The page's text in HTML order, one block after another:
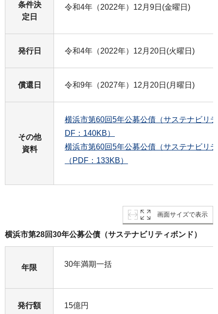
条件決
定日
令和4年（2022年）12月9日(金曜日)
発行日 令和4年（2022年）12月20日(火曜日)
償還日 令和9年（2027年）12月20日(月曜日)
その他
資料
横浜市第60回5年公募公債（サステナビリ
DF：140KB）
横浜市第60回5年公募公債（サステナビリ
（PDF：133KB）
画面サイズで表示
横浜市第28回30年公募公債（サステナビリティボンド）
年限 30年満期一括
発行額 15億円